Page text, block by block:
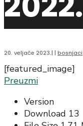
20. veljače 2023.| | bosnjaci
[featured_image]
Preuzmi
Version
Download 13